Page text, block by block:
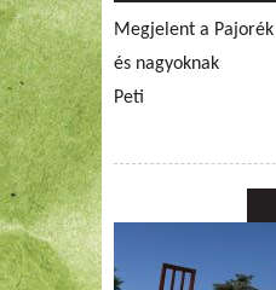
Megjelent a
és nagyoknak
Peti